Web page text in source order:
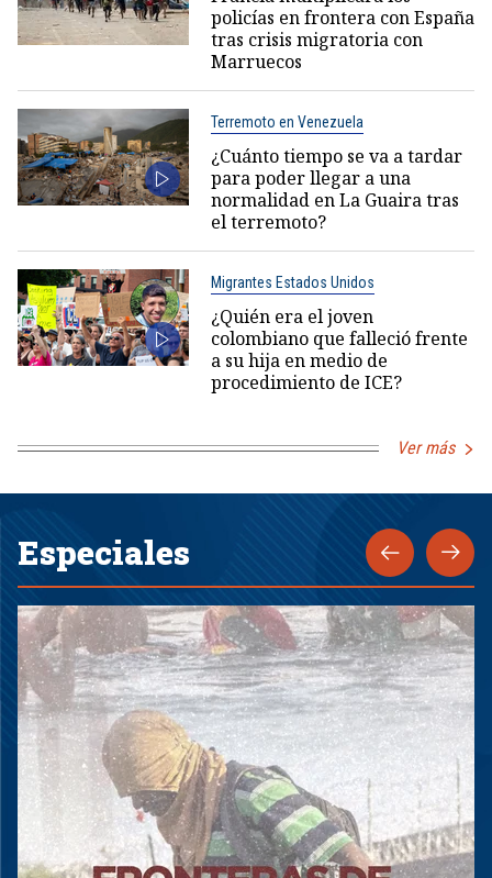
policías en frontera con España
tras crisis migratoria con
Marruecos
Terremoto en Venezuela
¿Cuánto tiempo se va a tardar
para poder llegar a una
normalidad en La Guaira tras
el terremoto?
Migrantes Estados Unidos
¿Quién era el joven
colombiano que falleció frente
a su hija en medio de
procedimiento de ICE?
Ver más
Especiales